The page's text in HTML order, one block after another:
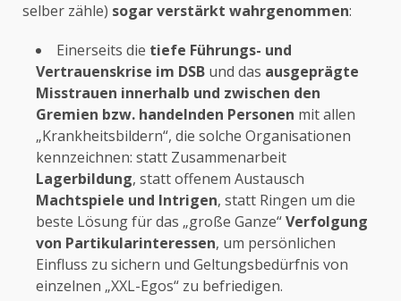
selber zähle) sogar verstärkt wahrgenommen:
Einerseits die tiefe Führungs- und
Vertrauenskrise im DSB und das ausgeprägte
Misstrauen innerhalb und zwischen den
Gremien bzw. handelnden Personen mit allen
„Krankheitsbildern“, die solche Organisationen
kennzeichnen: statt Zusammenarbeit
Lagerbildung, statt offenem Austausch
Machtspiele und Intrigen, statt Ringen um die
beste Lösung für das „große Ganze“Verfolgung
von Partikularinteressen, um persönlichen
Einfluss zu sichern und Geltungsbedürfnis von
einzelnen „XXL-Egos“ zu befriedigen.